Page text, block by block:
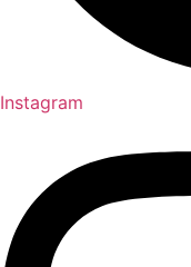
Instagram